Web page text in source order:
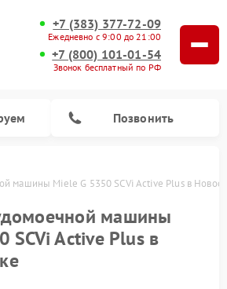
+7 (383) 377-72-09
Ежедневно с 9:00 до 21:00
+7 (800) 101-01-54
Звонок бесплатный по РФ
Позвонить
машины Miele G 5350 SCVi Active Plus в
машины
SCVi Active Plus в